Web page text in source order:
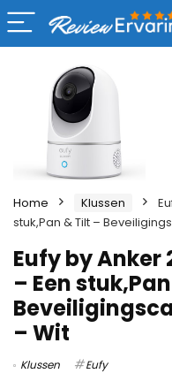
Home Klussen
stuk,Pan & Tilt –
Eufy by Anker
– Een
– Wit
Klussen Eufy